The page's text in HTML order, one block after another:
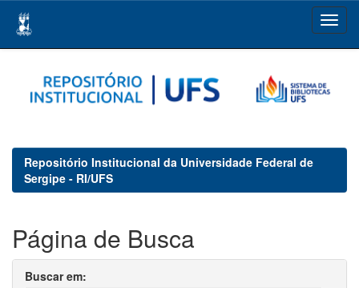
navigation
Repositório Institucional da Universidade Federal de
Sergipe - RI/UFS
Página de Busca
Buscar em: